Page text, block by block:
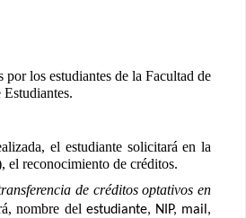
y
la
Tabla
Periódica
los estudiantes de la Facultad de
el estudiante solicitará en la
el reconocimiento de créditos.
de créditos optativos en
nombre del estudiante, NIP, mail,